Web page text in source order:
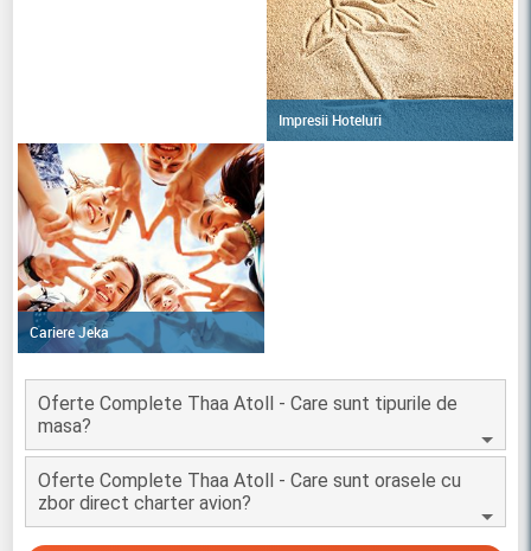
Impresii Hoteluri
Cariere Jeka
Oferte Complete Thaa Atoll - Care sunt tipurile de
masa?
Oferte Complete Thaa Atoll - Care sunt orasele cu
zbor direct charter avion?